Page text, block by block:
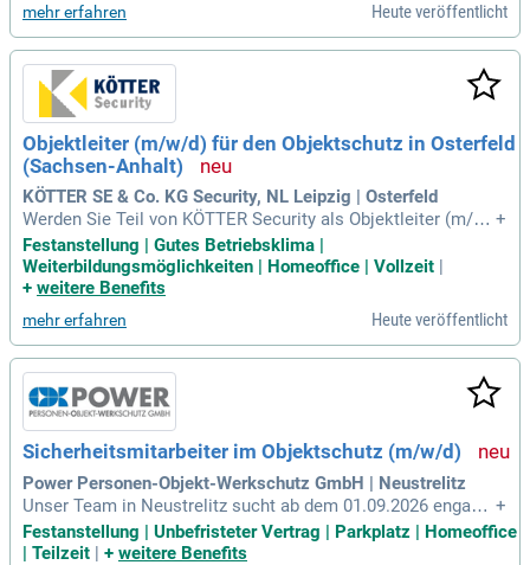
ist entscheidend für die Optimierung von Sicherheitskonzep
ten. Zudem unterstützen Sie die Geschäftsführung strategis
ch im Sicherheitsmanagement. Die Koordination von Sicher
heitsdienstleistern und die Überwachung der Sicherheitslag
en gehören ebenfalls zu Ihren Aufgaben. Voraussetzung ist
ein Hochschulstudium im Sicherheitsmanagement oder ver
wandten Bereichen sowie relevante Berufserfahrung. Sie zei
chnen sich durch eine hohe Fachkompetenz und die Fähigke
it zur Durchführung von Schulungen aus.
mehr erfahren Heute veröffentlicht
Objektleiter (m/w/d) für den Objektschutz in Osterfeld
(Sachsen-Anhalt)
KÖTTER SE & Co. KG Security, NL Leipzig | Osterfeld
Werden Sie Teil von KÖTTER Security als Objektleiter (m/w/
d) im Objektschutz in Osterfeld, Sachsen-Anhalt. In dieser fe
sten Anstellung sind Sie verantwortlich für die operative Lei
tung des Sicherheitsdienstes. Ihr Aufgabenbereich umfasst
ellung eines reibungslosen Ablaufs. Zudem fungieren Sie al
s zentraler Ansprechpartner für unsere Kunden und garantier
en höchste Sicherheits- und Qualitätsstandards. Durch Ihre
aktive Mitarbeit in der Dienstplanung und bei Mitarbeiterges
prächen tragen Sie zur Prävention von Sicherheitsvorfällen b
ei. Bewerben Sie sich noch heute und gestalten Sie die Sich
erheitszukunft mit uns!
+
Festanstellung | Gutes Betriebsklima |
Weiterbildungsmöglichkeiten | Homeoffice | Vollzeit
+ weitere Benefits
mehr erfahren Heute veröffentlicht
Sicherheitsmitarbeiter im Objektschutz (m/w/d)
Power Personen-Objekt-Werkschutz GmbH | Neustrelitz
Unser Team in Neustrelitz sucht ab dem 01.09.2026 engagie
rte Sicherheitsmitarbeiter im Objektschutz (m/w/d) in Voll-
oder Teilzeit. Zu Ihren Aufgaben gehören Streifen- und Kontr
+
Festanstellung | Unbefristeter Vertrag | Parkplatz | Homeoffice
| Teilzeit | + weitere Benefits